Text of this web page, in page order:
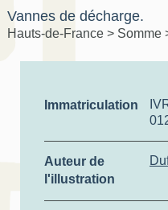
Vannes de décharge.
Hauts-de-France > Somme
Immatriculation
Auteur de
l'illustration